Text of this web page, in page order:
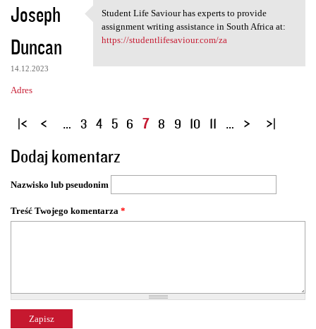
Joseph
Duncan
14.12.2023
Adres
Student Life Saviour has
Student Life Saviour has experts to provide
assignment writing assistance in South Africa at:
https://studentlifesaviour.com/za
S
r
o
n
y
… 3 4 5 6 7 8 9 10 11 …
Dodaj komentarz
Nazwisko lub pseudonim
Treść Twojego komentarza *